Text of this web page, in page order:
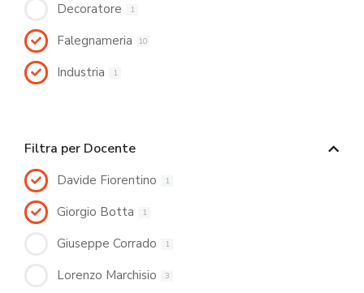
Decoratore 1
Falegnameria 10
Industria 1
Filtra per Docente
Davide Fiorentino 1
Giorgio Botta 1
Giuseppe Corrado 1
Lorenzo Marchisio 3